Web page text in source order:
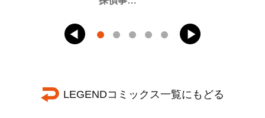
LEGENDコミックス一覧にもどる